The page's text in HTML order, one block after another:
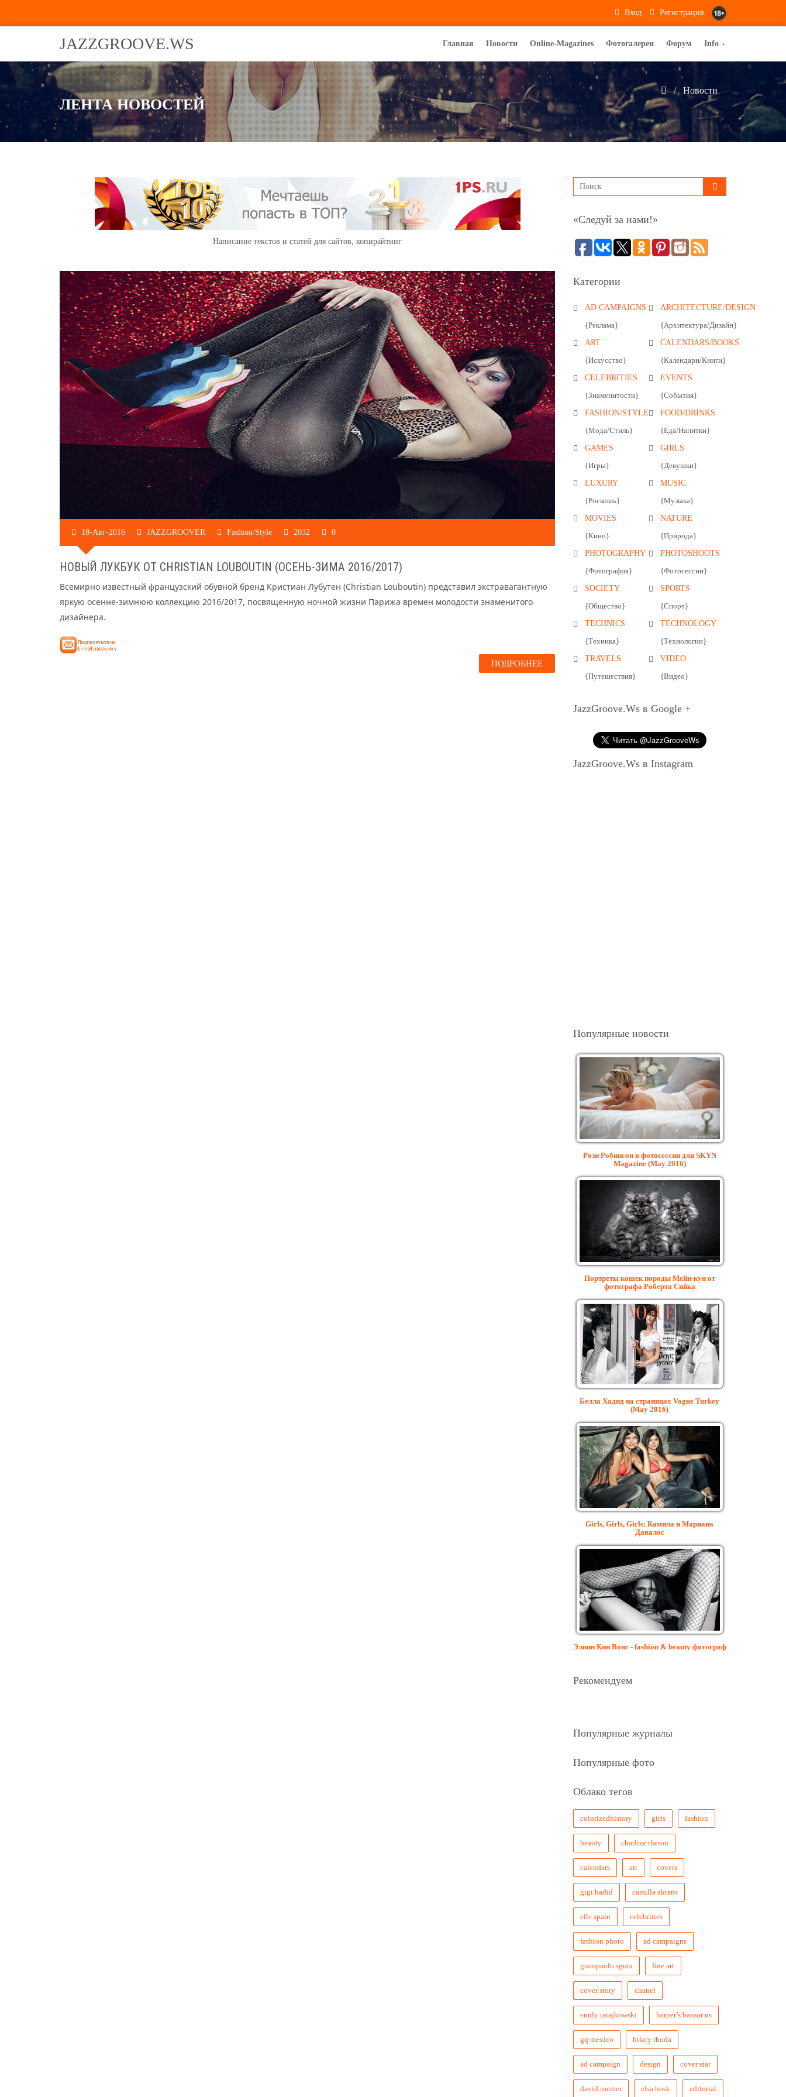
Вход Регистрация
JAZZGROOVE.WS Главная Новости Online-Magazines Фотогалереи Форум +
Info
ЛЕНТА НОВОСТЕЙ
Новости
Написание текстов и статей для сайтов, копирайтинг
18-Авг-2016 JAZZGROOVER Fashion/Style 2032 0
НОВЫЙ ЛУКБУК ОТ CHRISTIAN LOUBOUTIN (ОСЕНЬ-ЗИМА 2016/2017)
Всемирно известный французский обувной бренд Кристиан Лубутен (Christian Louboutin) представил экстравагантную
яркую осенне-зимнюю коллекцию 2016/2017, посвященную ночной жизни Парижа времен молодости знаменитого
дизайнера.
ПОДРОБНЕЕ
«Следуй за нами!»
Категории
AD CAMPAIGNS
{Реклама}
ARCHITECTURE/DESIGN
{Архитектура/Дизайн}
ART
{Искусство}
CALENDARS/BOOKS
{Календари/Книги}
CELEBRITIES
{Знаменитости}
EVENTS
{События}
FASHION/STYLE
{Мода/Стиль}
FOOD/DRINKS
{Еда/Напитки}
GAMES
{Игры}
GIRLS
{Девушки}
LUXURY
{Роскошь}
MUSIC
{Музыка}
MOVIES
{Кино}
NATURE
{Природа}
PHOTOGRAPHY
{Фотография}
PHOTOSHOOTS
{Фотосессии}
SOCIETY
{Общество}
SPORTS
{Спорт}
TECHNICS
{Техника}
TECHNOLOGY
{Технологии}
TRAVELS
{Путешествия}
VIDEO
{Видео}
JazzGroove.Ws в Google +
JazzGroove.Ws в Instagram
Популярные новости
Рози Робинсон в фотосессии для SKYN
Magazine (May 2016)
Портреты кошек породы Мейн-кун от
фотографа Роберта Сийка
Белла Хадид на страницах Vogue Turkey
(May 2016)
Girls, Girls, Girls: Камила и Мариана
Давалос
Элвин Кин Вонг - fashion & beauty фотограф
Рекомендуем
Популярные журналы
Популярные фото
Облако тегов
colorizedhistory girls fashion
beauty charlize theron
calendars art covers
gigi hadid camilla akrans
elle spain celebrities
fashion photo ad campaigns
giampaolo sgura fine art
cover story chanel
emily ratajkowski harper’s bazaar us
gq mexico hilary rhoda
ad campaign design cover star
david roemer elsa hosk editorial